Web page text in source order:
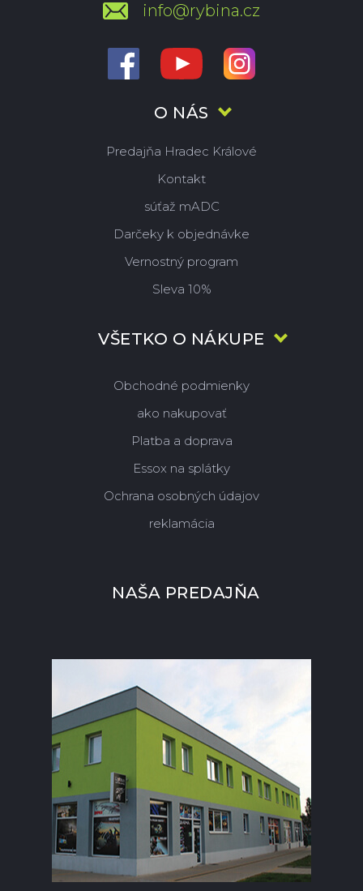
O NÁS
Predajňa Hradec Králové
Kontakt
súťaž mADC
Darčeky k objednávke
Vernostný program
Sleva 10%
VŠETKO O NÁKUPE
Obchodné podmienky
ako nakupovať
Platba a doprava
Essox na splátky
Ochrana osobných údajov
reklamácia
info@rybina.cz
NAŠA PREDAJŇA